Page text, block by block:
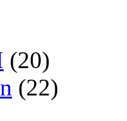
(20)
(22)